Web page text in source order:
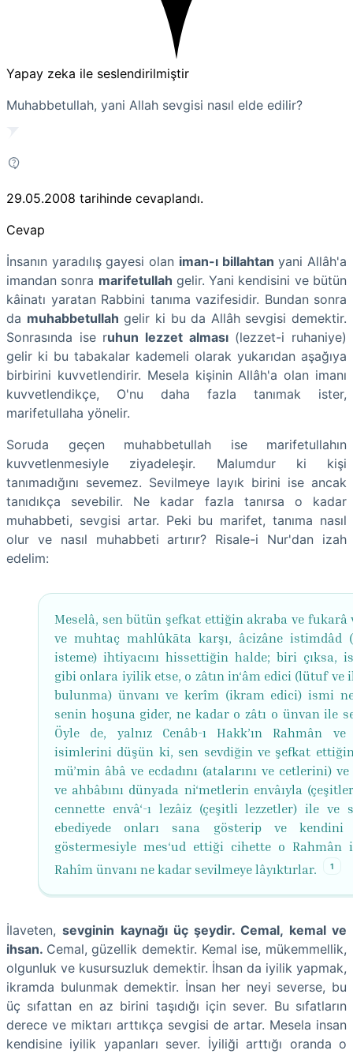
Yapay zeka ile seslendirilmiştir
Muhabbetullah, yani Allah sevgisi nasıl elde edilir?
29.05.2008 tarihinde cevaplandı.
Cevap
İnsanın yaradılış gayesi olan iman-ı billahtan yani Allâh'a
imandan sonra marifetullah gelir. Yani kendisini ve bütün
kâinatı yaratan Rabbini tanıma vazifesidir. Bundan sonra
da muhabbetullah gelir ki bu da Allâh sevgisi demektir.
Sonrasında ise ruhun lezzet alması(lezzet-i ruhaniye)
gelir ki bu tabakalar kademeli olarak yukarıdan aşağıya
birbirini kuvvetlendirir. Mesela kişinin Allâh'a olan imanı
kuvvetlendikçe, O'nu daha fazla tanımak ister,
marifetullaha yönelir.
Soruda geçen muhabbetullah ise marifetullahın
kuvvetlenmesiyle ziyadeleşir. Malumdur ki kişi
tanımadığını sevemez. Sevilmeye layık birini ise ancak
tanıdıkça sevebilir. Ne kadar fazla tanırsa o kadar
muhabbeti, sevgisi artar. Peki bu marifet, tanıma nasıl
olur ve nasıl muhabbeti artırır? Risale-i Nur'dan izah
edelim:
Meselâ, sen bütün şefkat ettiğin akraba ve fukarâ
ve muhtaç mahlûkāta karşı, âcizâne istimdâd
isteme) ihtiyacını hissettiğin halde; biri çıksa,
gibi onlara iyilik etse, o zâtın in‘âm edici (lütuf ve
bulunma) ünvanı ve kerîm (ikram edici) ismi
senin hoşuna gider, ne kadar o zâtı o ünvan ile
Öyle de, yalnız Cenâb-ı Hakk’ın Rahmân
isimlerini düşün ki, sen sevdiğin ve şefkat
mü’min âbâ ve ecdadını (atalarını ve cetlerini)
ve ahbâbını dünyada ni‘metlerin envâıyla
cennette envâ‘-ı lezâiz (çeşitli lezzetler) ile ve
ebediyede onları sana gösterip ve kendini
göstermesiyle mes‘ud ettiği cihette o Rahmân
Rahîm ünvanı ne kadar sevilmeye lâyıktırlar.
1
İlaveten,sevginin kaynağı üç şeydir. Cemal, kemal ve
ihsan. Cemal, güzellik demektir. Kemal ise, mükemmellik,
olgunluk ve kusursuzluk demektir. İhsan da iyilik yapmak,
ikramda bulunmak demektir. İnsan her neyi severse, bu
üç sıfattan en az birini taşıdığı için sever. Bu sıfatların
derece ve miktarı arttıkça sevgisi de artar. Mesela insan
kendisine iyilik yapanları sever. İyiliği arttığı oranda o